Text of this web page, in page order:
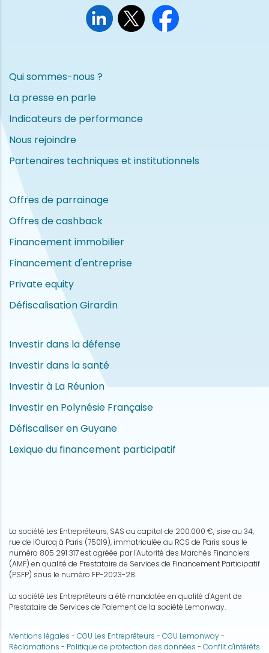
Qui sommes-nous ?
La presse en parle
Indicateurs de performance
Nous rejoindre
Partenaires techniques et institutionnels
Offres de parrainage
Offres de cashback
Financement immobilier
Financement d'entreprise
Private equity
Défiscalisation Girardin
Investir dans la défense
Investir dans la santé
Investir à La Réunion
Investir en Polynésie Française
Défiscaliser en Guyane
Lexique du financement participatif
La société Les Entreprêteurs, SAS au capital de 200.000 €, sise au 34,
rue de l'Ourcq à Paris (75019), immatriculée au RCS de Paris sous le
numéro 805 291 317 est agréée par l'Autorité des Marchés Financiers
(AMF) en qualité de Prestataire de Services de Financement Participatif
(PSFP) sous le numéro FP-2023-28.
La société Les Entreprêteurs a été mandatée en qualité d'Agent de
Prestataire de Services de Paiement de la société Lemonway.
Mentions légales - CGU Les Entreprêteurs - CGU Lemonway-
Réclamations - Politique de protection des données - Conflit d'intérêts